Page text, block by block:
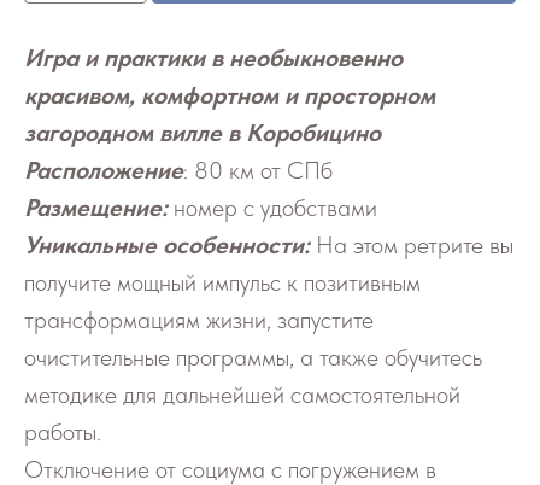
Игра и практики в необыкновенно
красивом, комфортном и просторном
загородном вилле в Коробицино
Расположение: 80 км от СПб
Размещение: номер с удобствами
Уникальные особенности:На этом ретрите вы
получите мощный импульс к позитивным
трансформациям жизни, запустите
очистительные программы, а также обучитесь
методике для дальнейшей самостоятельной
работы.
Отключение от социума с погружением в